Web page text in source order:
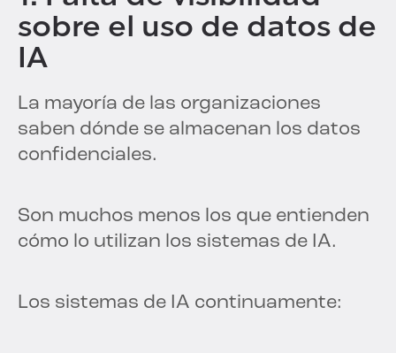
sobre el uso de datos de
IA
La mayoría de las organizaciones
saben dónde se almacenan los datos
confidenciales.
Son muchos menos los que entienden
cómo lo utilizan los sistemas de IA.
Los sistemas de IA continuamente: